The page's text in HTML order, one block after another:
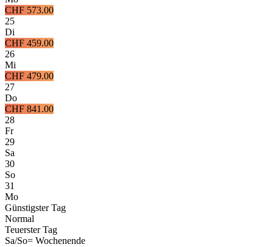
CHF 573.00
25
Di
CHF 459.00
26
Mi
CHF 479.00
27
Do
CHF 841.00
28
Fr
29
Sa
30
So
31
Mo
Günstigster Tag
Normal
Teuerster Tag
Sa/So= Wochenende